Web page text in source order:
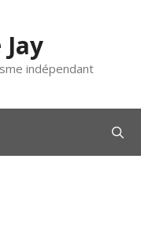
indépendant